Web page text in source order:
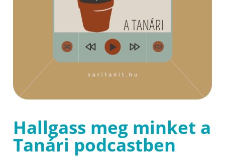
Hallgass meg minket a
Tanári podcastben